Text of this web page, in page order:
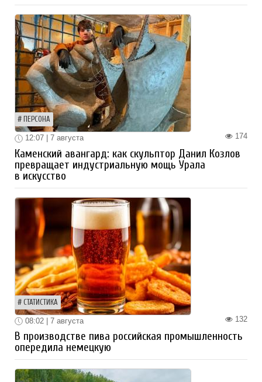
ПЕРСОНА
174
12:07 | 7 августа
Каменский авангард: как скульптор Данил Козлов
превращает индустриальную мощь Урала
в искусство
СТАТИСТИКА
132
08:02 | 7 августа
В производстве пива российская промышленность
опередила немецкую